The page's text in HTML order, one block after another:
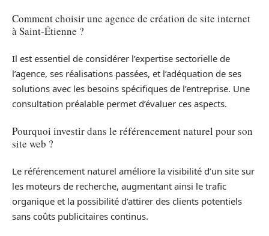
Comment choisir une agence de création de site internet
à Saint-Étienne ?
Il est essentiel de considérer l’expertise sectorielle de
l’agence, ses réalisations passées, et l’adéquation de ses
solutions avec les besoins spécifiques de l’entreprise. Une
consultation préalable permet d’évaluer ces aspects.
Pourquoi investir dans le référencement naturel pour son
site web ?
Le référencement naturel améliore la visibilité d’un site sur
les moteurs de recherche, augmentant ainsi le trafic
organique et la possibilité d’attirer des clients potentiels
sans coûts publicitaires continus.